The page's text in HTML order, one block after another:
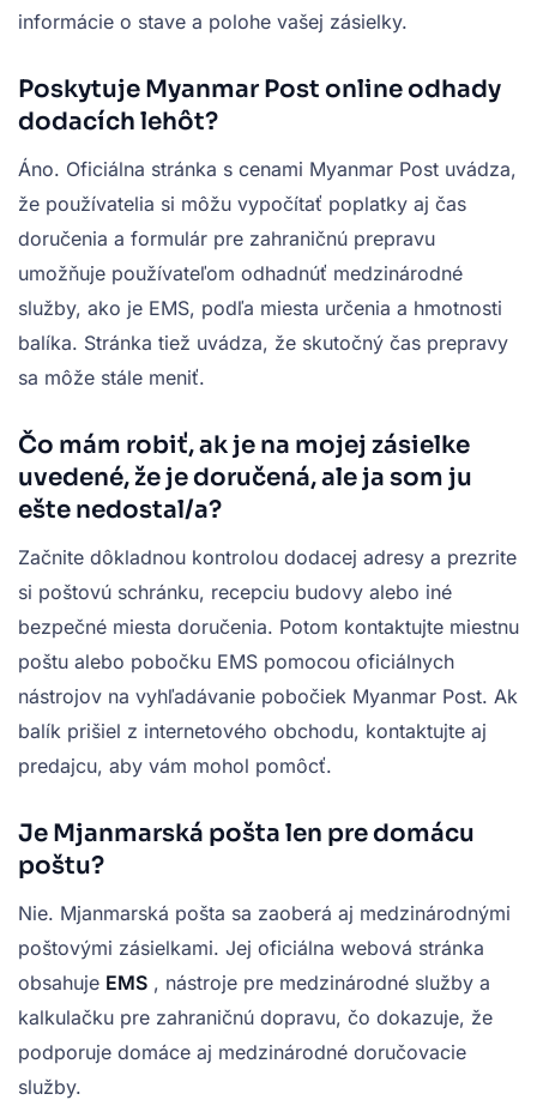
informácie o stave a polohe vašej zásielky.
Poskytuje Myanmar Post online odhady
dodacích lehôt?
Áno. Oficiálna stránka s cenami Myanmar Post uvádza,
že používatelia si môžu vypočítať poplatky aj čas
doručenia a formulár pre zahraničnú prepravu
umožňuje používateľom odhadnúť medzinárodné
služby, ako je EMS, podľa miesta určenia a hmotnosti
balíka. Stránka tiež uvádza, že skutočný čas prepravy
sa môže stále meniť.
Čo mám robiť, ak je na mojej zásielke
uvedené, že je doručená, ale ja som ju
ešte nedostal/a?
Začnite dôkladnou kontrolou dodacej adresy a prezrite
si poštovú schránku, recepciu budovy alebo iné
bezpečné miesta doručenia. Potom kontaktujte miestnu
poštu alebo pobočku EMS pomocou oficiálnych
nástrojov na vyhľadávanie pobočiek Myanmar Post. Ak
balík prišiel z internetového obchodu, kontaktujte aj
predajcu, aby vám mohol pomôcť.
Je Mjanmarská pošta len pre domácu
poštu?
Nie. Mjanmarská pošta sa zaoberá aj medzinárodnými
poštovými zásielkami. Jej oficiálna webová stránka
obsahuje EMS , nástroje pre medzinárodné služby a
kalkulačku pre zahraničnú dopravu, čo dokazuje, že
podporuje domáce aj medzinárodné doručovacie
služby.